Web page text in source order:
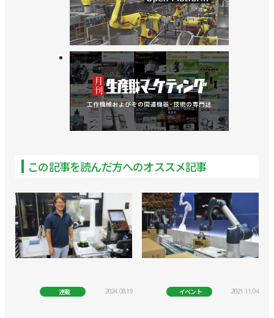
この記事を読んだ方へのオススメ記事
連載 2024.08.19 イベント 2021.11.04